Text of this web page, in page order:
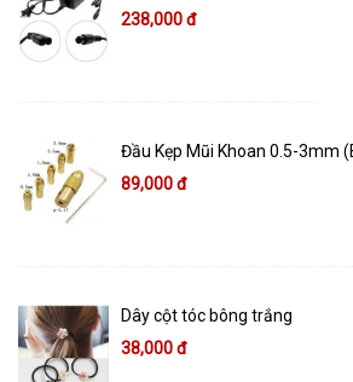
238,000 đ
Đầu Kẹp Mũi Khoan 0.5-3mm
89,000 đ
Dây cột tóc bông trắng
38,000 đ